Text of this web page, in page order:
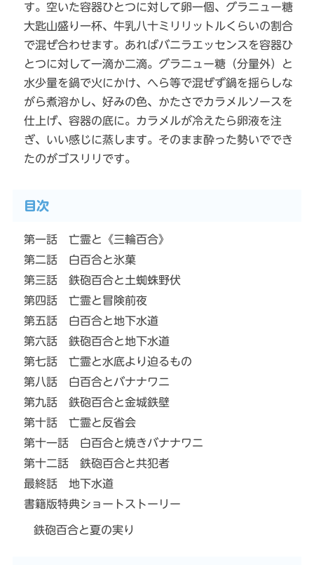
す。空いた容器ひとつに対して卵一個、グラニュー糖
大匙山盛り一杯、牛乳八十ミリリットルくらいの割合
で混ぜ合わせます。あればバニラエッセンスを容器ひ
とつに対して一滴か二滴。グラニュー糖（分量外）と
水少量を鍋で火にかけ、へら等で混ぜず鍋を揺らしな
がら煮溶かし、好みの色、かたさでカラメルソースを
仕上げ、容器の底に。カラメルが冷えたら卵液を注
ぎ、いい感じに蒸します。そのまま酔った勢いででき
たのがゴスリリです。
目次
第一話 亡霊と《三輪百合》
第二話 白百合と氷菓
第三話 鉄砲百合と土蜘蛛野伏
第四話 亡霊と冒険前夜
第五話 白百合と地下水道
第六話 鉄砲百合と地下水道
第七話 亡霊と水底より迫るもの
第八話 白百合とバナナワニ
第九話 鉄砲百合と金城鉄壁
第十話 亡霊と反省会
第十一話 白百合と焼きバナナワニ
第十二話 鉄砲百合と共犯者
最終話 地下水道
書籍版特典ショートストーリー
鉄砲百合と夏の実り